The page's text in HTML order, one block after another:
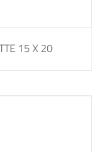
15 X 20